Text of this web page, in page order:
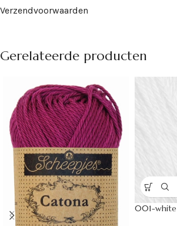
Verzendvoorwaarden
Gerelateerde producten
001-white